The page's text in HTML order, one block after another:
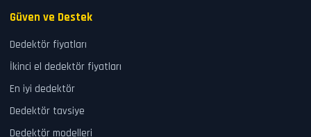
Güven ve Destek
Dedektör fiyatları
İkinci el dedektör fiyatları
En iyi dedektör
Dedektör tavsiye
Dedektör modelleri